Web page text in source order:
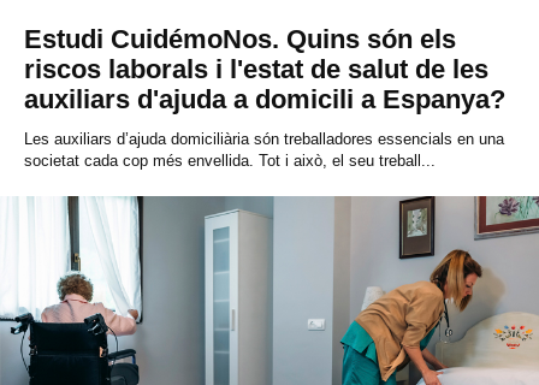
Estudi CuidémoNos. Quins són els
riscos laborals i l'estat de salut de les
auxiliars d'ajuda a domicili a Espanya?
Les auxiliars d’ajuda domiciliària són treballadores essencials en una
societat cada cop més envellida. Tot i això, el seu treball...